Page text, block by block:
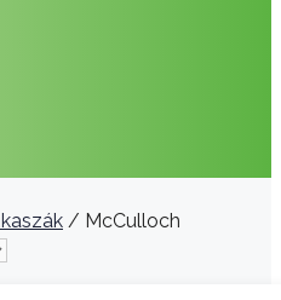
/ McCulloch